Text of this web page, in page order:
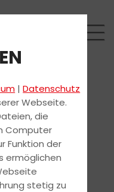
|Datenschutz
Webseite.
die
Computer
Funktion der
ermöglichen
stetig zu